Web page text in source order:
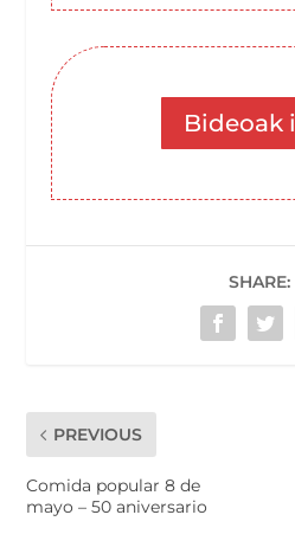
Bideoak
SHARE:
PREVIOUS
Comida popular 8 de
mayo – 50 aniversario